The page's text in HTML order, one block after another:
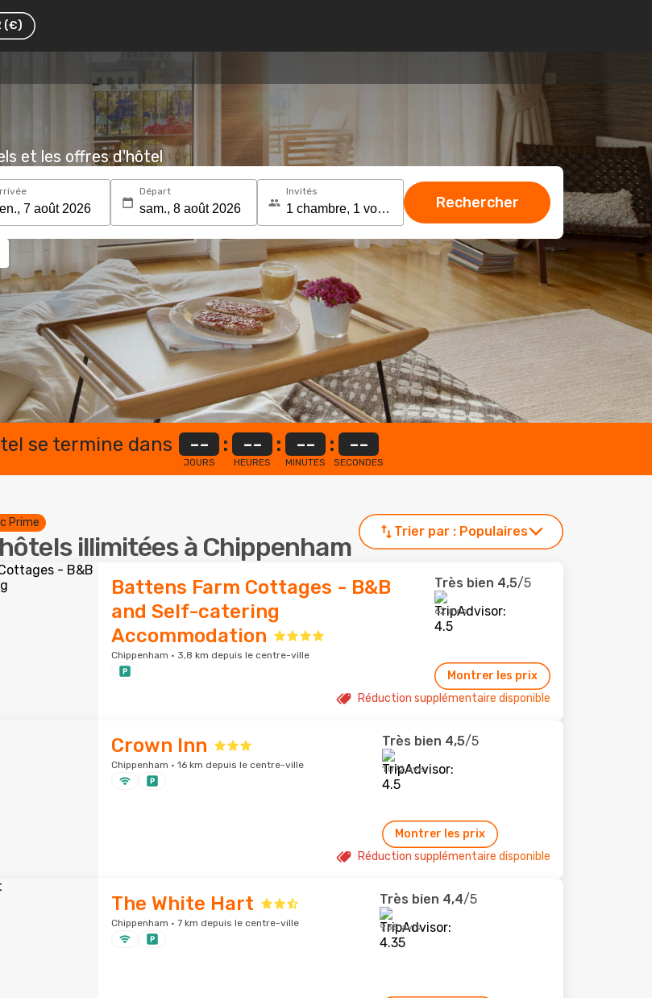
(€)
et les offres d'hôtel
Départ Invités
Rechercher
se termine dans --
JOURS
: --
HEURES
: --
MINUTES
: --
SECONDES
Prime
illimitées à Chippenham
Trier par : Populaires
Battens Farm Cottages - B&B
and Self-catering
Accommodation
Chippenham · 3,8 km depuis le centre-ville
Très bien 4,5/5
62 avis
Montrer les prix
Réduction supplémentaire disponible
Crown Inn
Chippenham · 16 km depuis le centre-ville
Très bien 4,5/5
1 072 avis
Montrer les prix
Réduction supplémentaire disponible
The White Hart
Chippenham · 7 km depuis le centre-ville
Très bien 4,4/5
935 avis